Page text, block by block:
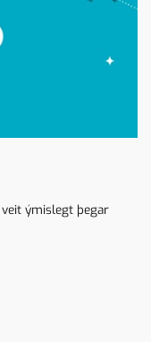
ýmislegt þegar